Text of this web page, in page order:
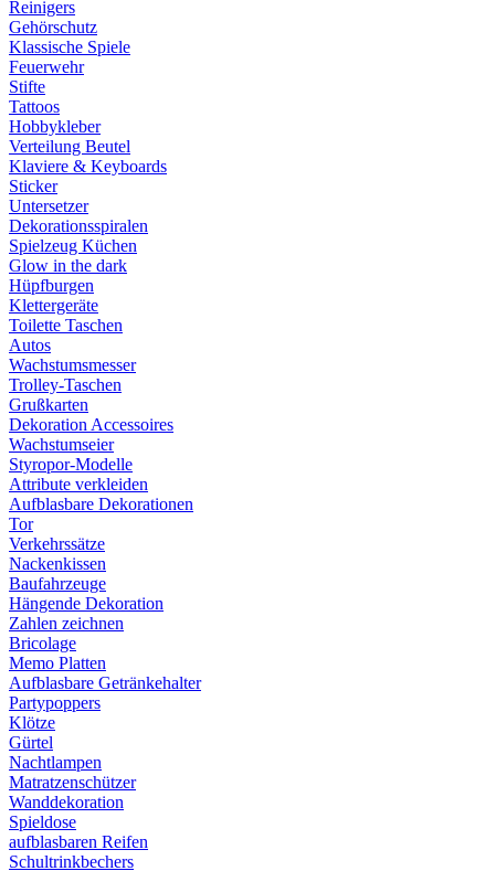
Reinigers
Gehörschutz
Klassische Spiele
Feuerwehr
Stifte
Tattoos
Hobbykleber
Verteilung Beutel
Klaviere & Keyboards
Sticker
Untersetzer
Dekorationsspiralen
Spielzeug Küchen
Glow in the dark
Hüpfburgen
Klettergeräte
Toilette Taschen
Autos
Wachstumsmesser
Trolley-Taschen
Grußkarten
Dekoration Accessoires
Wachstumseier
Styropor-Modelle
Attribute verkleiden
Aufblasbare Dekorationen
Tor
Verkehrssätze
Nackenkissen
Baufahrzeuge
Hängende Dekoration
Zahlen zeichnen
Bricolage
Memo Platten
Aufblasbare Getränkehalter
Partypoppers
Klötze
Gürtel
Nachtlampen
Matratzenschützer
Wanddekoration
Spieldose
aufblasbaren Reifen
Schultrinkbechers